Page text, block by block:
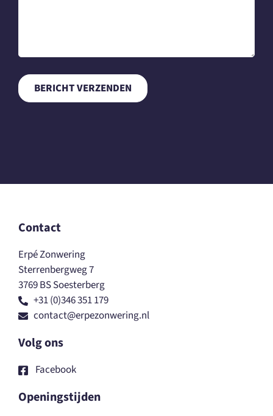
Contact
Erpé Zonwering
Sterrenbergweg 7
3769 BS Soesterberg
+31 (0)346 351 179
contact@erpezonwering.nl
Volg ons
Facebook
Openingstijden